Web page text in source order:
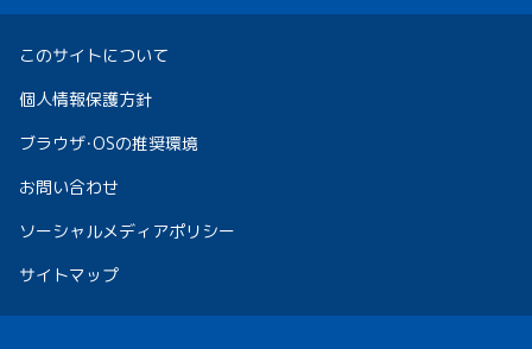
このサイトについて
個人情報保護方針
ブラウザ・OSの推奨環境
お問い合わせ
ソーシャルメディアポリシー
サイトマップ